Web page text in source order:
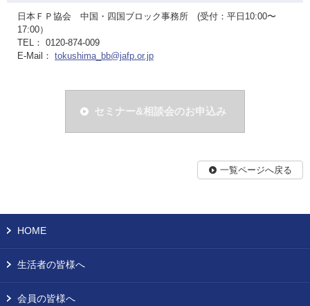
日本ＦＰ協会 中国・四国ブロック事務所 (受付：平日10:00〜
17:00）
TEL： 0120-874-009
E-Mail： tokushima_bb@jafp.or.jp
セミナー&相談会のお申込み
一覧ページへ戻る
HOME
生活者の皆様へ
会員の皆様へ